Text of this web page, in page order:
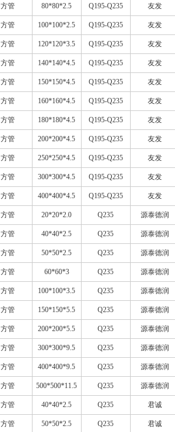
方管 80*80*2.5 Q195-Q235 友发
方管 100*100*2.5 Q195-Q235 友发
方管 120*120*3.5 Q195-Q235 友发
方管 140*140*4.5 Q195-Q235 友发
方管 150*150*4.5 Q195-Q235 友发
方管 160*160*4.5 Q195-Q235 友发
方管 180*180*4.5 Q195-Q235 友发
方管 200*200*4.5 Q195-Q235 友发
方管 250*250*4.5 Q195-Q235 友发
方管 300*300*4.5 Q195-Q235 友发
方管 400*400*4.5 Q195-Q235 友发
方管 20*20*2.0 Q235 源泰德润
方管 40*40*2.5 Q235 源泰德润
方管 50*50*2.5 Q235 源泰德润
方管 60*60*3 Q235 源泰德润
方管 100*100*3.5 Q235 源泰德润
方管 150*150*5.5 Q235 源泰德润
方管 200*200*5.5 Q235 源泰德润
方管 300*300*9.5 Q235 源泰德润
方管 400*400*9.5 Q235 源泰德润
方管 500*500*11.5 Q235 源泰德润
方管 40*40*2.5 Q235 君诚
方管 50*50*2.5 Q235 君诚